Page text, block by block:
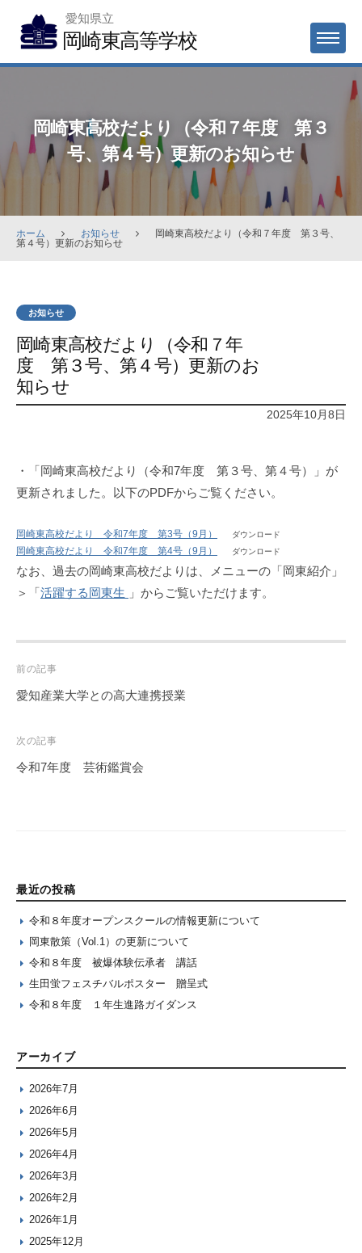
content
愛知県立
岡崎東高等学校 MENU
岡崎東高校だより（令和７年度 第３
号、第４号）更新のお知らせ
ホーム お知らせ
岡崎東高校だより（令和７年度 第３号、
第４号）更新のお知らせ
お知らせ
岡崎東高校だより（令和７年
度 第３号、第４号）更新のお
知らせ
2025年10月8日
・「岡崎東高校だより（令和7年度 第３号、第４号）」が
更新されました。以下のPDFからご覧ください。
岡崎東高校だより 令和7年度 第3号（9月） ダウンロード
岡崎東高校だより 令和7年度 第4号（9月） ダウンロード
なお、過去の岡崎東高校だよりは、メニューの「岡東紹介」
＞「活躍する岡東生 」からご覧いただけます。
Post
navigation
前の記事
愛知産業大学との高大連携授業
次の記事
令和7年度 芸術鑑賞会
最近の投稿
令和８年度オープンスクールの情報更新について
岡東散策（Vol.1）の更新について
令和８年度 被爆体験伝承者 講話
生田蛍フェスチバルポスター 贈呈式
令和８年度 １年生進路ガイダンス
アーカイブ
2026年7月
2026年6月
2026年5月
2026年4月
2026年3月
2026年2月
2026年1月
2025年12月